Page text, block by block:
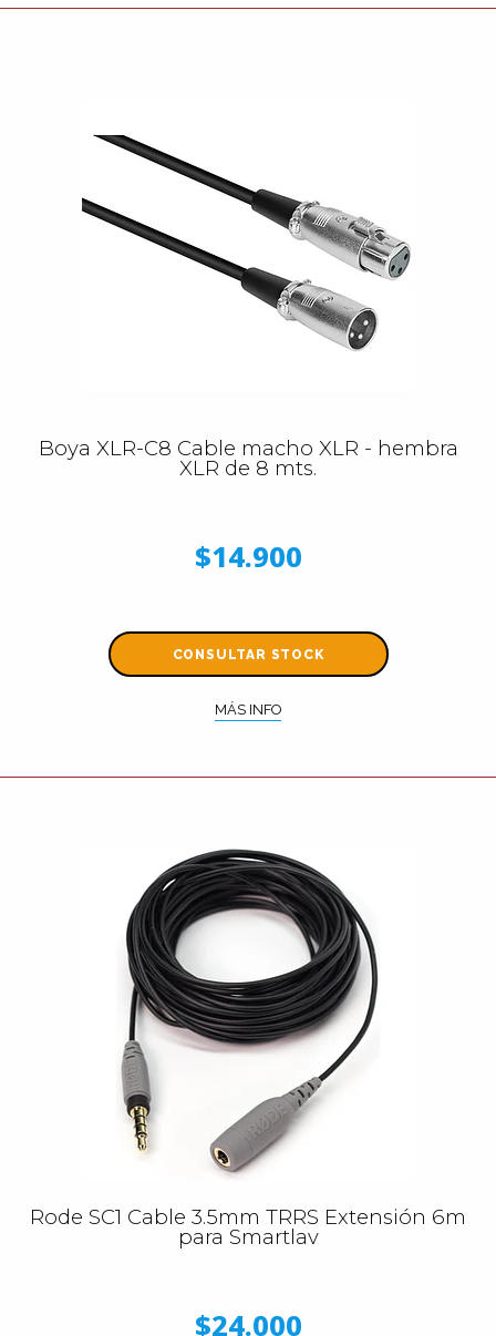
Boya XLR-C8 Cable macho XLR - hembra
XLR de 8 mts.
$14.900
CONSULTAR STOCK
MÁS INFO
Rode SC1 Cable 3.5mm TRRS Extensión 6m
para Smartlav
$24.000